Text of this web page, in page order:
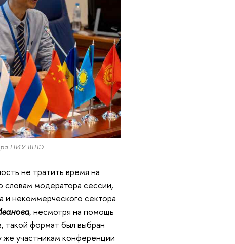
НИУ ВШЭ
не тратить время на
модератора сессии,
и некоммерческого сектора
, несмотря на помощь
такой формат был выбран
участникам конференции